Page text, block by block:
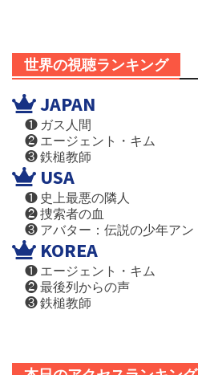
世界の視聴ランキング
JAPAN
❶ ガス人間
❷ エージェント・キム
❸ 鉄槌教師
USA
❶ 史上最悪の隣人
❷ 捜索者の血
❸ アバター：伝説の少年アン
KOREA
❶ エージェント・キム
❷ 最後列からの声
❸ 鉄槌教師